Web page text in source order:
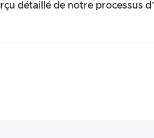
détaillé de notre processus